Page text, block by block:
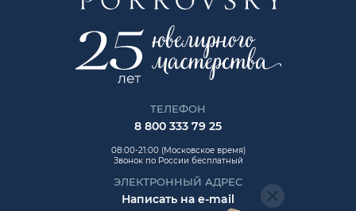
ТЕЛЕФОН
8 800 333 79 25
08:00-21:00 (Московское время)
Звонок по России бесплатный
ЭЛЕКТРОННЫЙ АДРЕС
Написать на e-mail